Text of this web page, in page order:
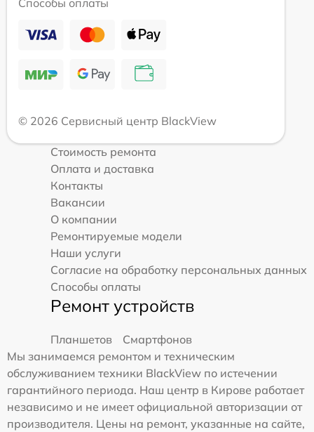
© 2026 Сервисный центр BlackView
Стоимость ремонта
Оплата и доставка
Контакты
Вакансии
О компании
Ремонтируемые модели
Наши услуги
Согласие на обработку персональных данных
Способы оплаты
Ремонт устройств
Планшетов
Смартфонов
Мы занимаемся ремонтом и техническим
обслуживанием техники BlackView по истечении
гарантийного периода. Наш центр в Кирове работает
независимо и не имеет официальной авторизации от
производителя. Цены на ремонт, указанные на сайте,